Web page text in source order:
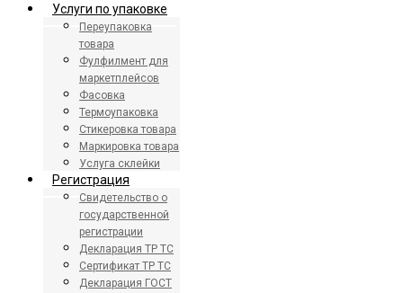
Услуги по упаковке
Переупаковка
товара
Фулфилмент для
маркетплейсов
Фасовка
Термоупаковка
Стикеровка товара
Маркировка товара
Услуга склейки
Регистрация
Свидетельство о
государственной
регистрации
Декларация ТР ТС
Сертификат ТР ТС
Декларация ГОСТ